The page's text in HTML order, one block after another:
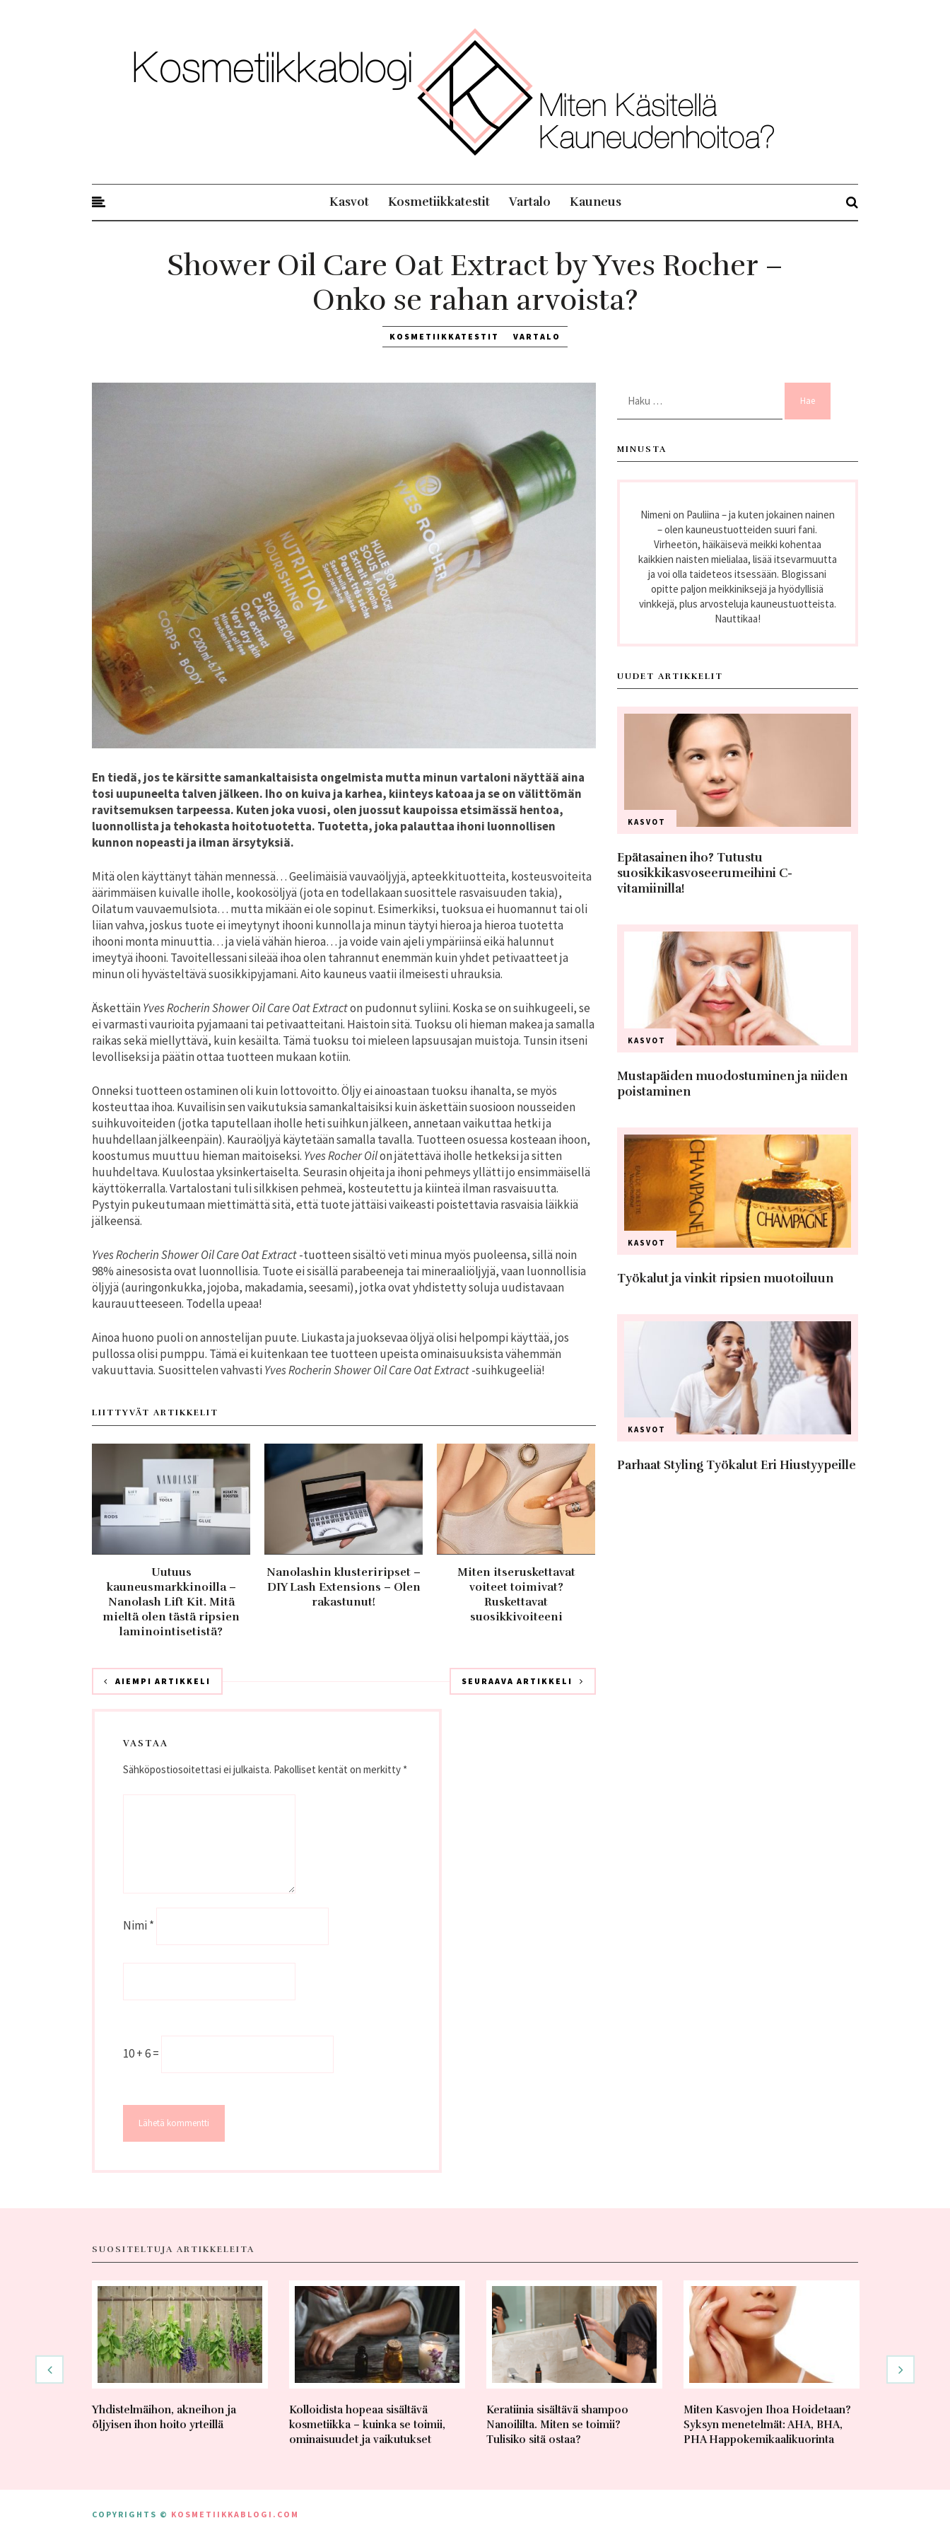
Kasvot Kosmetiikkatestit Vartalo Kauneus
Shower Oil Care Oat Extract by Yves Rocher –
Onko se rahan arvoista?
KOSMETIIKKATESTIT VARTALO
En tiedä, jos te kärsitte samankaltaisista ongelmista mutta minun vartaloni näyttää aina
tosi uupuneelta talven jälkeen. Iho on kuiva ja karhea, kiinteys katoaa ja se on välittömän
ravitsemuksen tarpeessa. Kuten joka vuosi, olen juossut kaupoissa etsimässä hentoa,
luonnollista ja tehokasta hoitotuotetta. Tuotetta, joka palauttaa ihoni luonnollisen
kunnon nopeasti ja ilman ärsytyksiä.
Mitä olen käyttänyt tähän mennessä… Geelimäisiä vauvaöljyjä, apteekkituotteita, kosteusvoiteita
äärimmäisen kuivalle iholle, kookosöljyä (jota en todellakaan suosittele rasvaisuuden takia),
Oilatum vauvaemulsiota… mutta mikään ei ole sopinut. Esimerkiksi, tuoksua ei huomannut tai oli
liian vahva, joskus tuote ei imeytynyt ihooni kunnolla ja minun täytyi hieroa ja hieroa tuotetta
ihooni monta minuuttia… ja vielä vähän hieroa… ja voide vain ajeli ympäriinsä eikä halunnut
imeytyä ihooni. Tavoitellessani sileää ihoa olen tahrannut enemmän kuin yhdet petivaatteet ja
minun oli hyvästeltävä suosikkipyjamani. Aito kauneus vaatii ilmeisesti uhrauksia.
ÄskettäinYves RocherinShower Oil Care Oat Extracton pudonnut syliini. Koska se on suihkugeeli, se
ei varmasti vaurioita pyjamaani tai petivaatteitani. Haistoin sitä. Tuoksu oli hieman makea ja samalla
raikas sekä miellyttävä, kuin kesäilta. Tämä tuoksu toi mieleen lapsuusajan muistoja. Tunsin itseni
levolliseksi ja päätin ottaa tuotteen mukaan kotiin.
Onneksi tuotteen ostaminen oli kuin lottovoitto. Öljy ei ainoastaan tuoksu ihanalta, se myös
kosteuttaa ihoa. Kuvailisin sen vaikutuksia samankaltaisiksi kuin äskettäin suosioon nousseiden
suihkuvoiteiden (jotka taputellaan iholle heti suihkun jälkeen, annetaan vaikuttaa hetki ja
huuhdellaan jälkeenpäin). Kauraöljyä käytetään samalla tavalla. Tuotteen osuessa kosteaan ihoon,
koostumus muuttuu hieman maitoiseksi. Yves Rocher Oilon jätettävä iholle hetkeksi ja sitten
huuhdeltava. Kuulostaa yksinkertaiselta. Seurasin ohjeita ja ihoni pehmeys yllätti jo ensimmäisellä
käyttökerralla. Vartalostani tuli silkkisen pehmeä, kosteutettu ja kiinteä ilman rasvaisuutta.
Pystyin pukeutumaan miettimättä sitä, että tuote jättäisi vaikeasti poistettavia rasvaisia läikkiä
jälkeensä.
Yves Rocherin Shower Oil Care Oat Extract-tuotteen sisältö veti minua myös puoleensa, sillä noin
98% ainesosista ovat luonnollisia. Tuote ei sisällä parabeeneja tai mineraaliöljyjä, vaan luonnollisia
öljyjä (auringonkukka, jojoba, makadamia, seesami), jotka ovat yhdistetty soluja uudistavaan
kaurauutteeseen. Todella upeaa!
Ainoa huono puoli on annostelijan puute. Liukasta ja juoksevaa öljyä olisi helpompi käyttää, jos
pullossa olisi pumppu. Tämä ei kuitenkaan tee tuotteen upeista ominaisuuksista vähemmän
vakuuttavia. Suosittelen vahvastiYves Rocherin Shower Oil Care Oat Extract-suihkugeeliä!
LIITTYVÄT ARTIKKELIT
Uutuus
kauneusmarkkinoilla –
Nanolash Lift Kit. Mitä
mieltä olen tästä ripsien
laminointisetistä?
Nanolashin klusteriripset –
DIY Lash Extensions – Olen
rakastunut!
Miten itseruskettavat
voiteet toimivat?
Ruskettavat
suosikkivoiteeni
AIEMPI ARTIKKELI SEURAAVA ARTIKKELI
VASTAA
Sähköpostiosoitettasi ei julkaista. Pakolliset kentät on merkitty *
Nimi*
10 + 6 =
MINUSTA
Nimeni on Pauliina – ja kuten jokainen nainen
– olen kauneustuotteiden suuri fani.
Virheetön, häikäisevä meikki kohentaa
kaikkien naisten mielialaa, lisää itsevarmuutta
ja voi olla taideteos itsessään. Blogissani
opitte paljon meikkiniksejä ja hyödyllisiä
vinkkejä, plus arvosteluja kauneustuotteista.
Nauttikaa!
UUDET ARTIKKELIT
KASVOT
Epätasainen iho? Tutustu
suosikkikasvoseerumeihini C-
vitamiinilla!
KASVOT
Mustapäiden muodostuminen ja niiden
poistaminen
KASVOT
Työkalut ja vinkit ripsien muotoiluun
KASVOT
Parhaat Styling Työkalut Eri Hiustyypeille
SUOSITELTUJA ARTIKKELEITA
Yhdistelmäihon, akneihon ja
öljyisen ihon hoito yrteillä
Kolloidista hopeaa sisältävä
kosmetiikka – kuinka se toimii,
ominaisuudet ja vaikutukset
Keratiinia sisältävä shampoo
Nanoililta. Miten se toimii?
Tulisiko sitä ostaa?
Miten Kasvojen Ihoa Hoidetaan?
Syksyn menetelmät: AHA, BHA,
PHA Happokemikaalikuorinta
COPYRIGHTS © KOSMETIIKKABLOGI.COM